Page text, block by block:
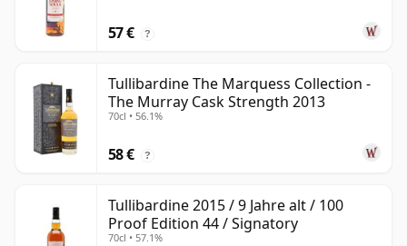
57 € ?
Tullibardine The Marquess Collection -
The Murray Cask Strength 2013
70cl • 56.1%
58 € ?
Tullibardine 2015 / 9 Jahre alt / 100
Proof Edition 44 / Signatory
70cl • 57.1%